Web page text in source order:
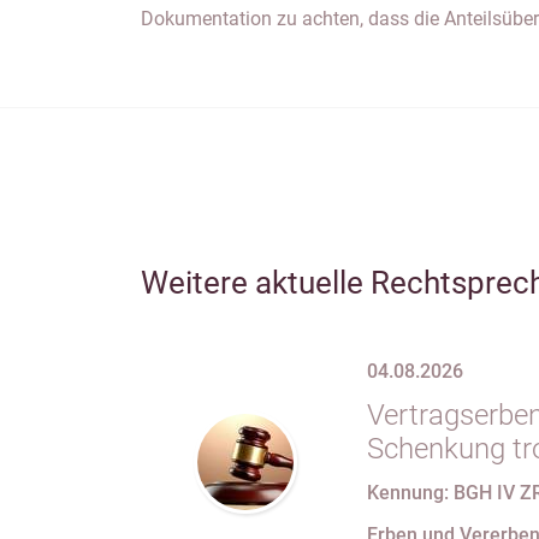
Dokumentation zu achten, dass die
Weitere aktuelle
04.08.2026
Schenkung
Kennung: BGH IV